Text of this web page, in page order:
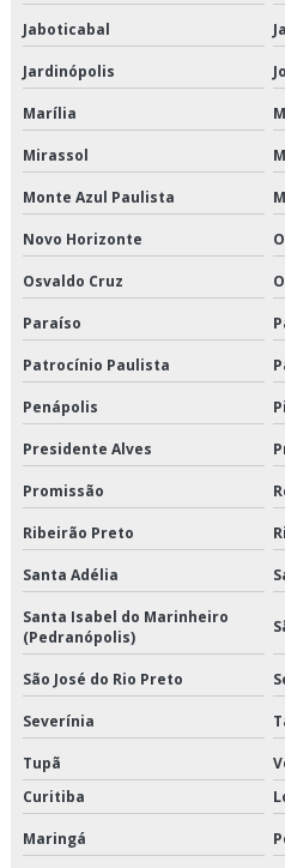
Transporte de cargas frias
Transporte de climatizados em
Transporte de climatizados em
Transporte de climatizados preço
Transporte de climatizados valor
Transporte de congelados
Transporte de congelados em
Transporte de congelados em sp
Transporte de congelados valor
Transporte de refrigerado
Transporte de refrigerados em
Transporte de refrigerados em sp
Transporte de refrigerados preço
Transporte de refrigerados valor
Transporte dedicado
Transporte dedicado de
Jaboticabal
Jardinópolis
Marília
Mirassol
Monte Azul Paulista
Novo Horizonte
Osvaldo Cruz
Paraíso
Patrocínio Paulista
Penápolis
Presidente Alves
Promissão
Ribeirão Preto
Santa Adélia
Santa Isabel do Marinheiro
(Pedranópolis)
São José do Rio Preto
Severínia
Tupã
Curitiba
Maringá